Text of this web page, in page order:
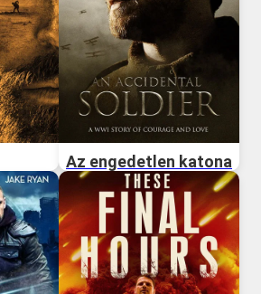
Az engedetlen katona